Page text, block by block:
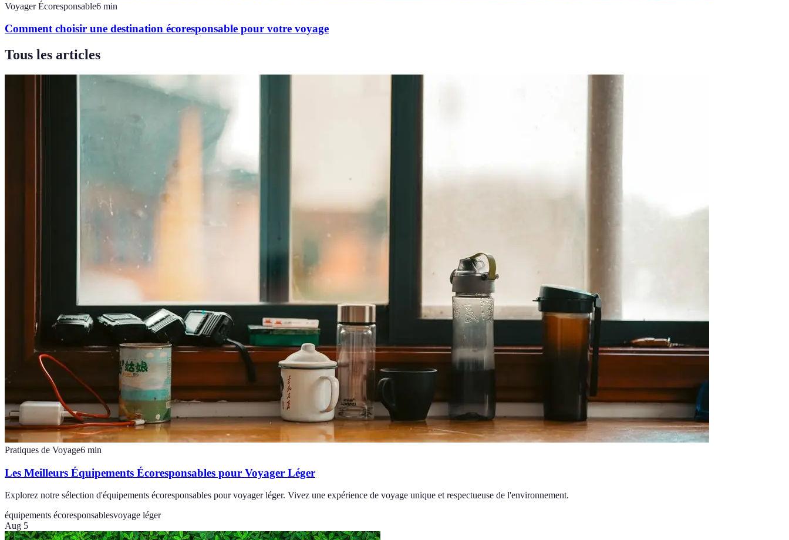
Voyager Écoresponsable6 min
Comment choisir une destination écoresponsable pour votre voyage
Tous les articles
Pratiques de Voyage6 min
Les Meilleurs Équipements Écoresponsables pour Voyager Léger
Explorez notre sélection d'équipements écoresponsables pour voyager léger. Vivez une expérience de voyage unique et respectueuse de l'environnement.
équipements écoresponsablesvoyage léger
Aug 5